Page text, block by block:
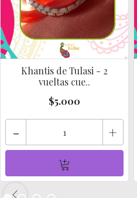
Khantis de Tulasi - 2
vueltas cue..
$5.000
- +